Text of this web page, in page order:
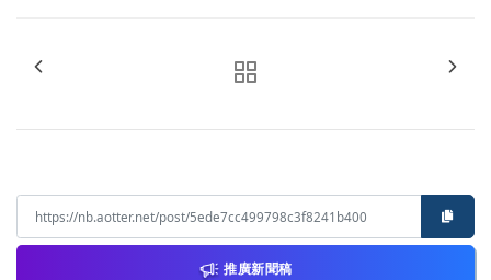
推廣新聞稿